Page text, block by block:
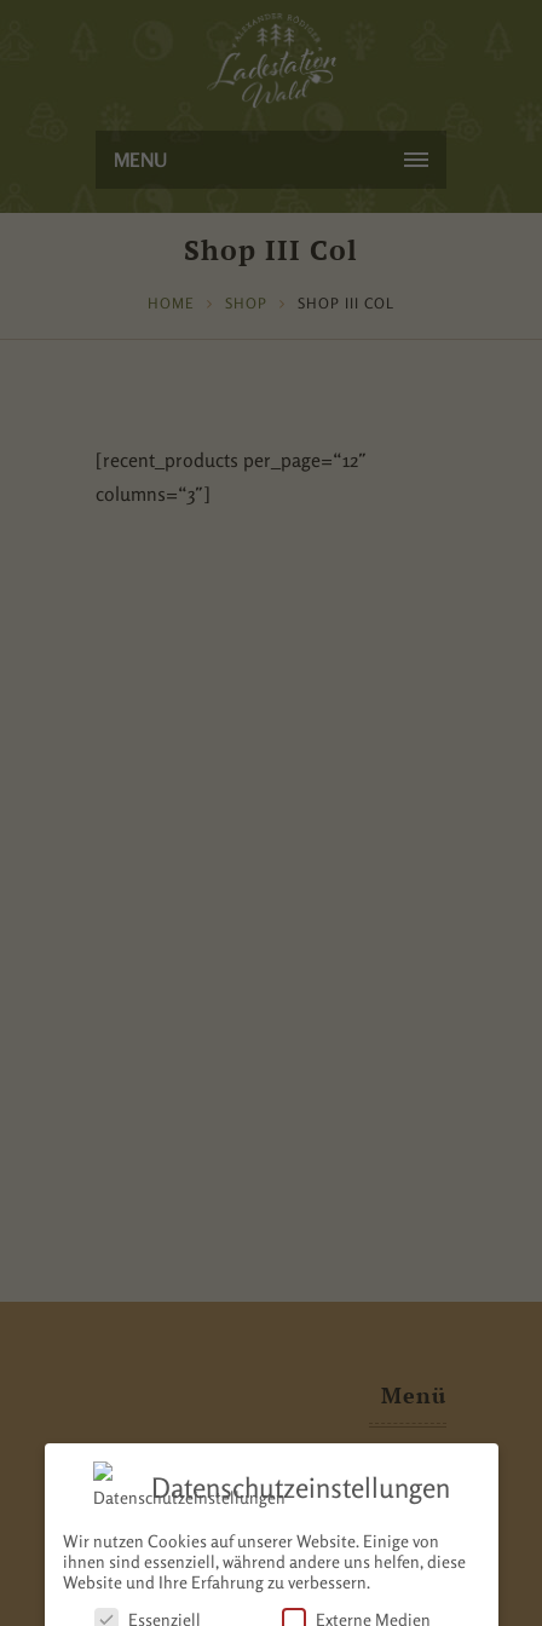
MENU
Shop III Col
HOME SHOP SHOP III COL
[recent_products per_page=“12″
columns=“3″]
Menü
home
über mich
galerie & presse
Datenschutzeinstellungen
Wir nutzen Cookies auf unserer Website. Einige von
ihnen sind essenziell, während andere uns helfen, diese
Website und Ihre Erfahrung zu verbessern.
Essenziell
Externe Medien